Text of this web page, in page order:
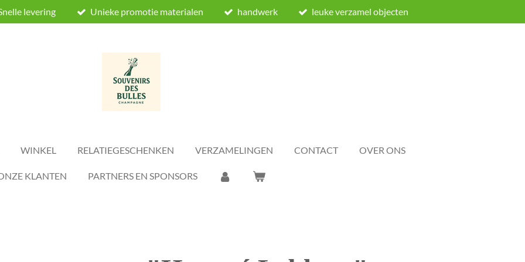
levering Unieke promotie materialen handwerk leuke verzamel objecten
WINKEL RELATIEGESCHENKEN VERZAMELINGEN CONTACT OVER ONS
KLANTEN PARTNERS EN SPONSORS